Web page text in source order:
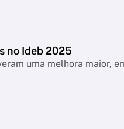
no Ideb 2025
uma melhora maior,